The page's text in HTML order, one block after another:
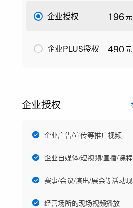
企业授权 196元
企业PLUS授权 490元
企业授权
企业广告/宣传等推广视频
企业自媒体/短视频/直播/课
赛事/会议/演出/展会等活动
经营场所的现场视频播放